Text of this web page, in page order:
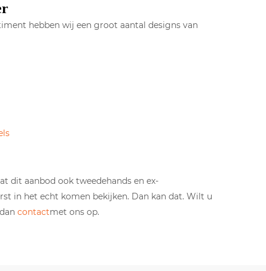
hebben wij een groot aantal designs van
dit aanbod ook tweedehands en ex-
in het echt komen bekijken. Dan kan dat. Wilt u
contactmet ons op.